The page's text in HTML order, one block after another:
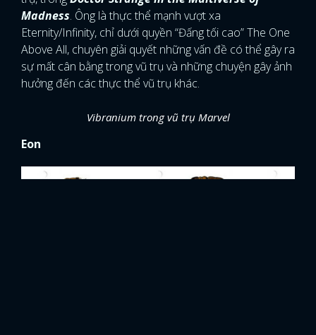
Madness. Ông là thực thể mạnh vượt xa
Eternity/Infinity, chỉ dưới quyền “Đấng tối cao” The One
Above All, chuyên giải quyết những vấn đề có thể gây ra
sự mất cân bằng trong vũ trụ và những chuyện gây ảnh
hưởng đến các thực thể vũ trụ khác.
Vibranium trong vũ trụ Marvel
Eon